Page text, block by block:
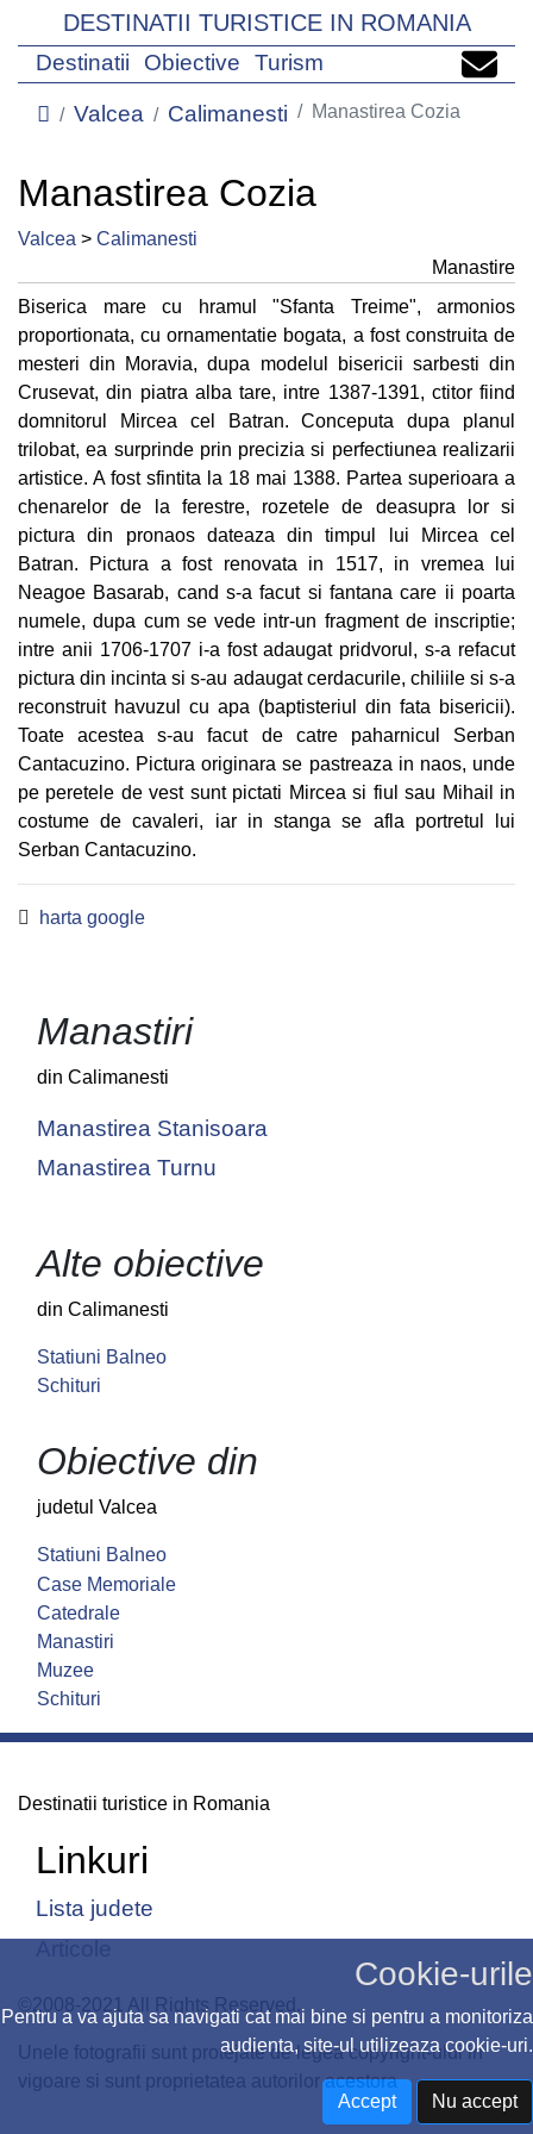
Cookie-urile
Pentru a va ajuta sa navigati cat mai bine si pentru a monitoriza
audienta, site-ul utilizeaza cookie-uri.
Accept Nu accept
DESTINATII TURISTICE IN ROMANIA
Destinatii Obiective Turism
Valcea Calimanesti Manastirea Cozia
Manastirea Cozia
Valcea > Calimanesti
Manastire
Biserica mare cu hramul "Sfanta Treime", armonios
proportionata, cu ornamentatie bogata, a fost construita de
mesteri din Moravia, dupa modelul bisericii sarbesti din
Crusevat, din piatra alba tare, intre 1387-1391, ctitor fiind
domnitorul Mircea cel Batran. Conceputa dupa planul
trilobat, ea surprinde prin precizia si perfectiunea realizarii
artistice. A fost sfintita la 18 mai 1388. Partea superioara a
chenarelor de la ferestre, rozetele de deasupra lor si
pictura din pronaos dateaza din timpul lui Mircea cel
Batran. Pictura a fost renovata in 1517, in vremea lui
Neagoe Basarab, cand s-a facut si fantana care ii poarta
numele, dupa cum se vede intr-un fragment de inscriptie;
intre anii 1706-1707 i-a fost adaugat pridvorul, s-a refacut
pictura din incinta si s-au adaugat cerdacurile, chiliile si s-a
reconstruit havuzul cu apa (baptisteriul din fata bisericii).
Toate acestea s-au facut de catre paharnicul Serban
Cantacuzino. Pictura originara se pastreaza in naos, unde
pe peretele de vest sunt pictati Mircea si fiul sau Mihail in
costume de cavaleri, iar in stanga se afla portretul lui
Serban Cantacuzino.
harta google
Manastiri
din Calimanesti
Manastirea Stanisoara
Manastirea Turnu
Alte obiective
din Calimanesti
Statiuni Balneo
Schituri
Obiective din
judetul Valcea
Statiuni Balneo
Case Memoriale
Catedrale
Manastiri
Muzee
Schituri
Destinatii turistice in Romania
Linkuri
Lista judete
©2008-2021 All Rights Reserved.
Unele fotografii sunt protejate de legea copyright-ului in
vigoare si sunt proprietatea autorilor acestora